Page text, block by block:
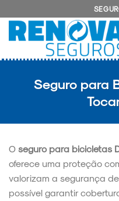
to
content
Seguro para
O seguro para bicicletas
oferece uma proteção
valorizam a segurança
possível garantir